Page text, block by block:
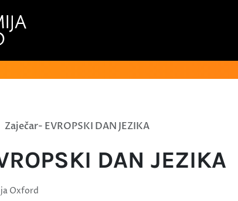
Zaječar- EVROPSKI DAN JEZIKA
DAN JEZIKA
Oxford